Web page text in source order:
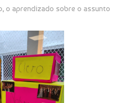
o aprendizado sobre o assunto